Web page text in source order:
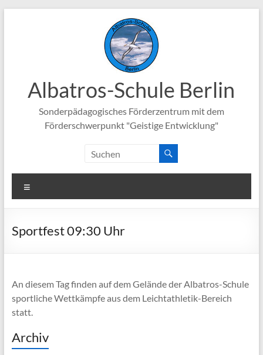
Albatros-Schule Berlin
Sonderpädagogisches Förderzentrum mit dem
Förderschwerpunkt "Geistige Entwicklung"
Sportfest 09:30 Uhr
An diesem Tag finden auf dem Gelände der Albatros-Schule
sportliche Wettkämpfe aus dem Leichtathletik-Bereich
statt.
Archiv